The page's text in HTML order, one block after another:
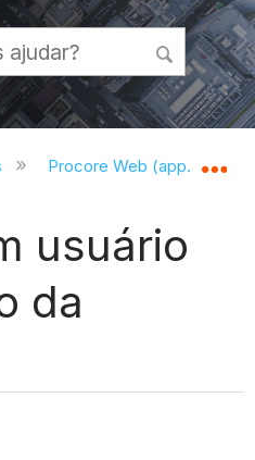
hierarquia
Procore Web
usuário
da